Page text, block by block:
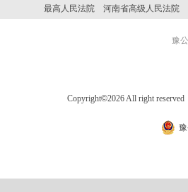
最高人民法院 河南省高级人民法院
豫
Copyright©2026 All right